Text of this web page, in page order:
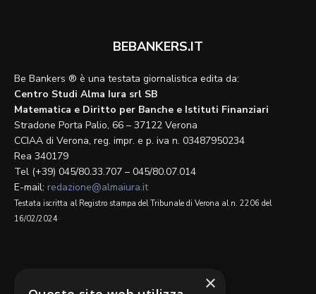
BEBANKERS.IT
Be Bankers ® è una testata giornalistica edita da:
Centro Studi Alma Iura srl SB
Matematica e Diritto per Banche e Istituti Finanziari
Stradone Porta Palio, 66 – 37122 Verona
CCIAA di Verona, reg. impr. e p. iva n. 03487950234
Rea 340179
Tel (+39) 045/80.33.707 – 045/80.07.014
E-mail: redazione@almaiura.it
Testata iscritta al Registro stampa del Tribunale di Verona al n. 2206 del
16/02/2024
×